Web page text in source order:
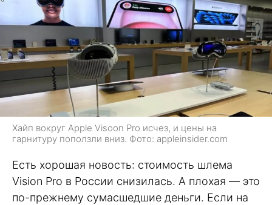
Хайп вокруг Apple Visoon Pro исчез, и цены на
гарнитуру поползли вниз. Фото: appleinsider.com
Есть хорошая новость: стоимость шлема
Vision Pro в России снизилась. А плохая — это
по-прежнему сумасшедшие деньги. Если на